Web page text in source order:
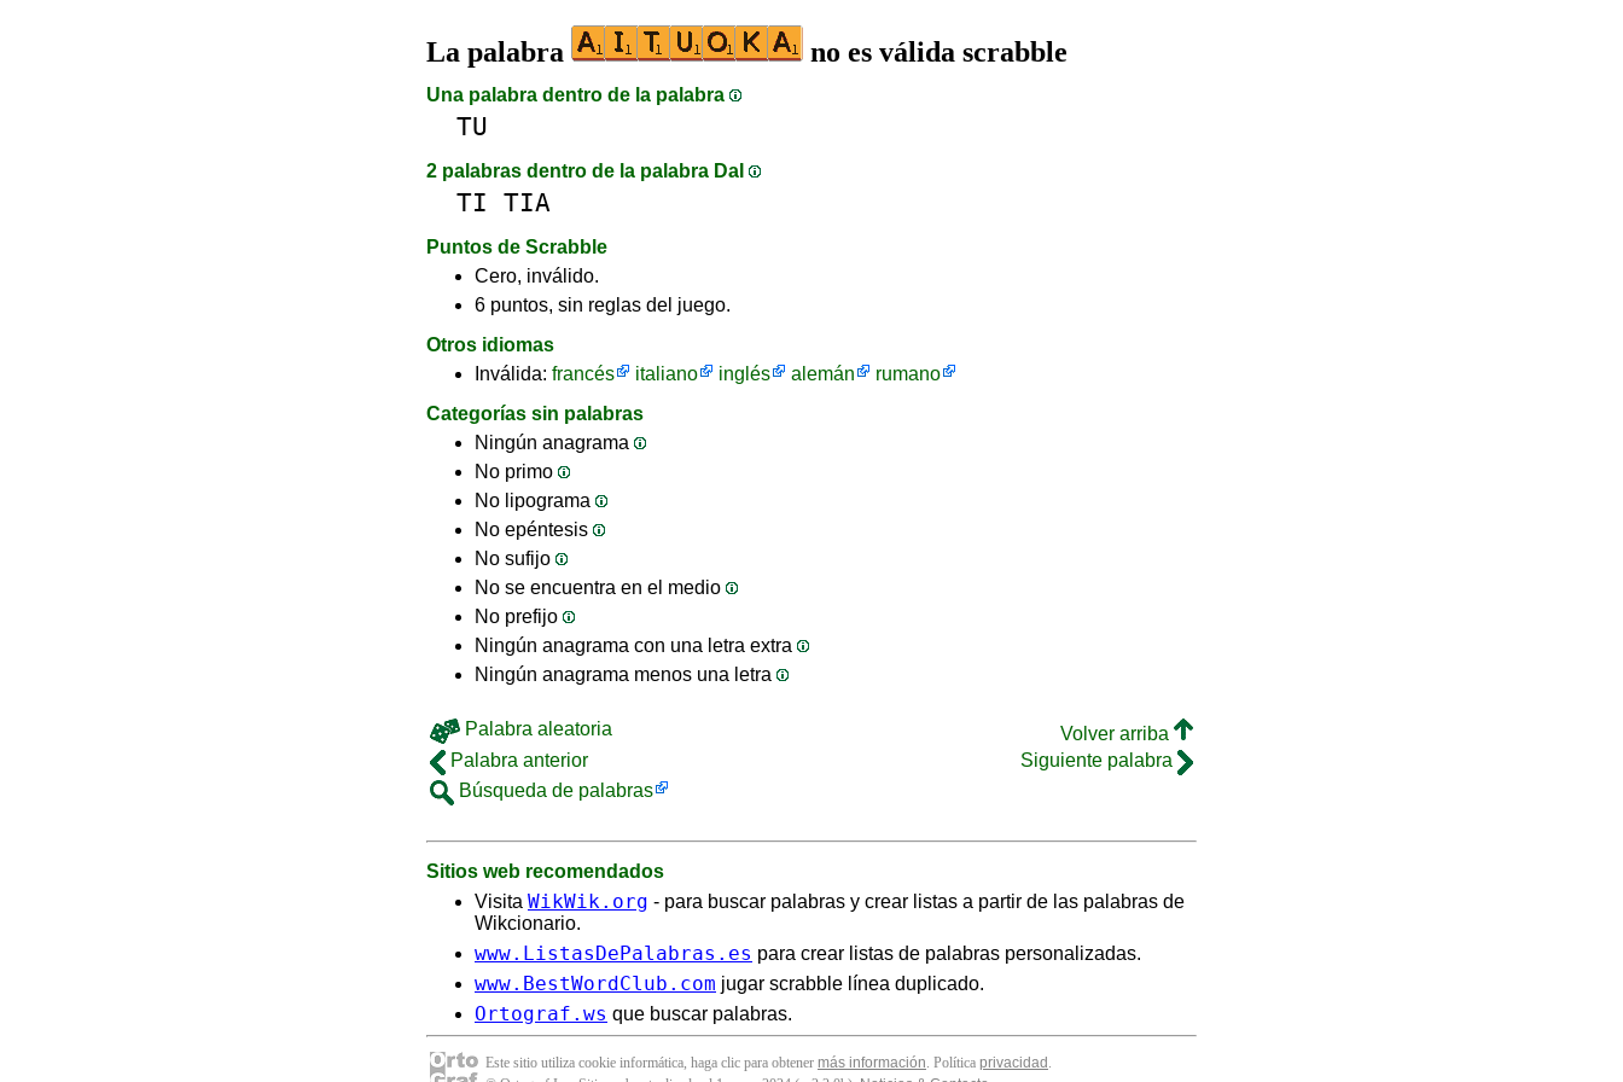
La palabra no es válida scrabble
Una palabra dentro de la palabra
TU
2 palabras dentro de la palabra DaI
TI TIA
Puntos de Scrabble
Cero, inválido.
6 puntos, sin reglas del juego.
Otros idiomas
Inválida: francés italiano inglés alemán
rumano
Categorías sin palabras
Ningún anagrama
No primo
No lipograma
No epéntesis
No sufijo
No se encuentra en el medio
No prefijo
Ningún anagrama con una letra extra
Ningún anagrama menos una letra
Palabra aleatoria
Volver arriba
Palabra anterior
Siguiente palabra
Búsqueda de palabras
Sitios web recomendados
Visita WikWik.org - para buscar palabras y crear listas a partir de las palabras de
Wikcionario.
www.ListasDePalabras.es para crear listas de palabras personalizadas.
www.BestWordClub.com jugar scrabble línea duplicado.
Ortograf.ws que buscar palabras.
Este sitio utiliza cookie informática, haga clic para obtener más información. Política privacidad .